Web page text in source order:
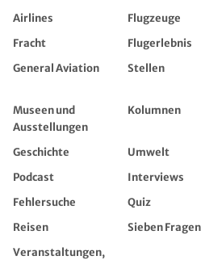
Airlines Flugzeuge
Fracht
Flugerlebnis
General Aviation
Stellen
Museen und
Ausstellungen
Kolumnen
Geschichte Umwelt
Podcast
Interviews
Fehlersuche
Quiz
Reisen
Sieben
Veranstaltungen,